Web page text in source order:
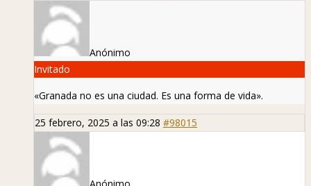
Anónimo
Invitado
«Granada no es una ciudad. Es una forma de vida».
25 febrero, 2025 a las 09:28 #98015
Anónimo